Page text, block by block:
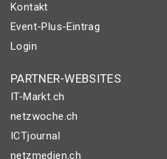
Kontakt
Event-Plus-Eintrag
Login
PARTNER-WEBSITES
IT-Markt.ch
netzwoche.ch
ICTjournal
netzmedien.ch